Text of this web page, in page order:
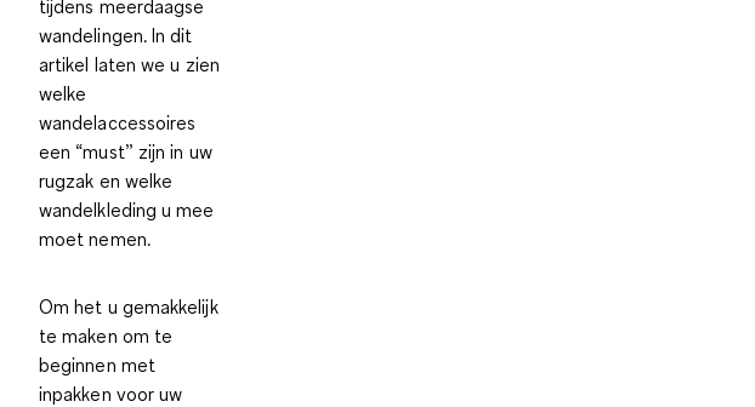
tijdens meerdaagse
wandelingen. In dit
artikel laten we u zien
welke
wandelaccessoires
een “must” zijn in uw
rugzak en welke
wandelkleding u mee
moet nemen.
Om het u gemakkelijk
te maken om te
beginnen met
inpakken voor uw